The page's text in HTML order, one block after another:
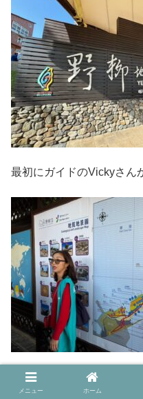
最初にガイドのVickyさん
チケットをもらって中に入
メニュー ホーム